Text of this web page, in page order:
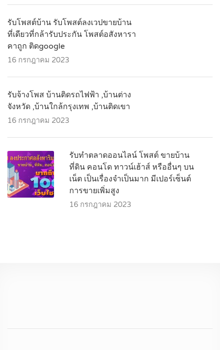
รับโพสต์บ้าน รับโพสต์ลงเวปขายบ้าน
ที่เดียวที่กล้ารับประกัน โพสต์อสังหารา
คาถูก ติดgoogle
16 กรกฎาคม 2023
รับจ้างโพส บ้านติดรถไฟฟ้า ,บ้านต่าง
จังหวัด ,บ้านใกล้กรุงเทพ ,บ้านติดเขา
16 กรกฎาคม 2023
รับทำตลาดออนไลน์ โพสต์ ขายบ้าน
ที่ดิน คอนโด ทาวน์เฮ้าส์ หรืออื่นๆ บน
เน็ต เป็นเรื่องจำเป็นมาก มีเปอร์เซ็นต์
การขายเพิ่มสูง
16 กรกฎาคม 2023